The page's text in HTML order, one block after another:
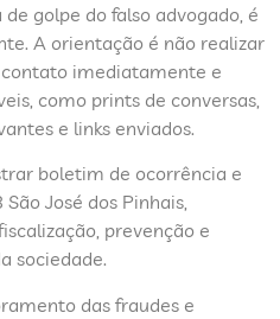
golpe do falso advogado, é
A orientação é não realizar
imediatamente e
como prints de conversas,
e links enviados.
boletim de ocorrência e
José dos Pinhais,
prevenção e
sociedade.
das fraudes e